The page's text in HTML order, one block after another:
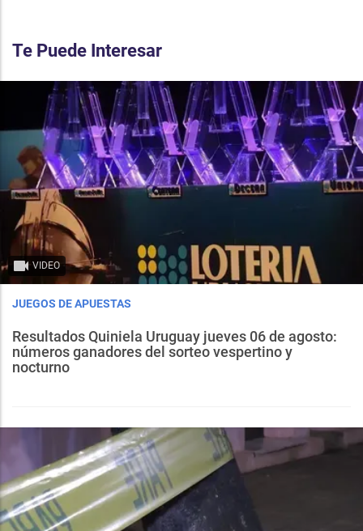
Te Puede Interesar
VIDEO
JUEGOS DE APUESTAS
Resultados Quiniela Uruguay jueves 06 de agosto:
números ganadores del sorteo vespertino y
nocturno